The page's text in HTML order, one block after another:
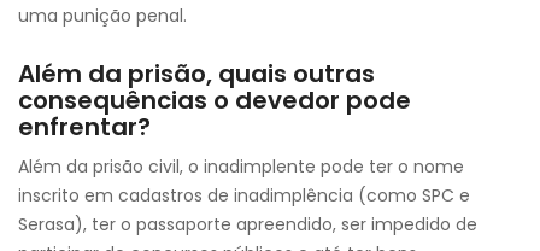
uma punição penal.
Além da prisão, quais outras
consequências o devedor pode
enfrentar?
Além da prisão civil, o inadimplente pode ter o nome
inscrito em cadastros de inadimplência (como SPC e
Serasa), ter o passaporte apreendido, ser impedido de